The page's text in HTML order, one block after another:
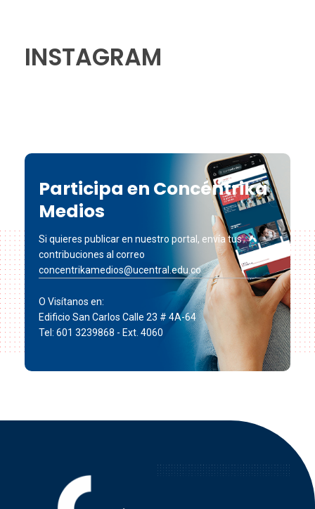
INSTAGRAM
Participa en Concéntrika
Medios
Si quieres publicar en nuestro portal, envía tus
contribuciones al correo
concentrikamedios@ucentral.edu.co
O Visítanos en:
Edificio San Carlos Calle 23 # 4A-64
Tel: 601 3239868 - Ext. 4060